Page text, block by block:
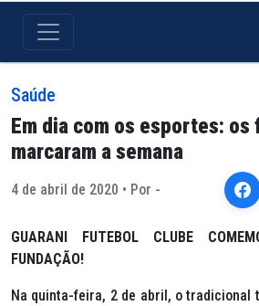
Saúde
Em dia com os esportes: os
marcaram a semana
4 de abril de 2020 • Por -
GUARANI FUTEBOL CLUBE
FUNDAÇÃO!
Na quinta-feira, 2 de abril, o tradicional